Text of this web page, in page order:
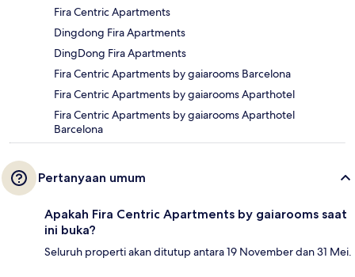
Fira Centric Apartments
Dingdong Fira Apartments
DingDong Fira Apartments
Fira Centric Apartments by gaiarooms Barcelona
Fira Centric Apartments by gaiarooms Aparthotel
Fira Centric Apartments by gaiarooms Aparthotel
Barcelona
Pertanyaan umum
Apakah Fira Centric Apartments by gaiarooms saat
ini buka?
Seluruh properti akan ditutup antara 19 November dan 31 Mei.